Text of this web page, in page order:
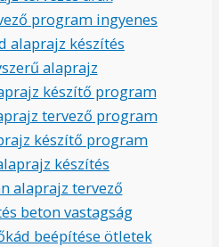
program ingyenes
alaprajz készítés
alaprajz
készítő program
tervező program
készítő program
készítés
alaprajz tervező
beton vastagság
beépítése ötletek